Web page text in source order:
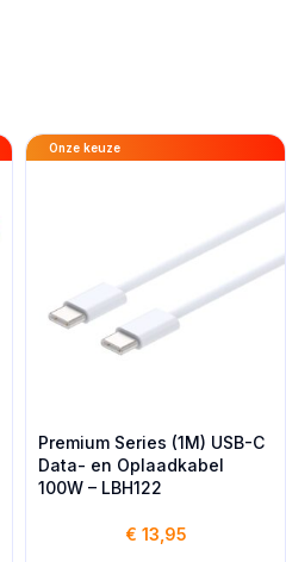
Onze keuze
Premium Series (1M) USB-C
Data- en Oplaadkabel
100W – LBH122
€ 13,95